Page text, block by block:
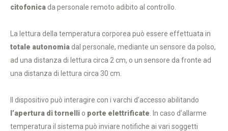
citofonica da personale remoto adibito al controllo.
La lettura della temperatura corporea può essere effettuata in
totale autonomia dal personale, mediante un sensore da polso,
ad una distanza di lettura circa 2 cm, o un sensore da fronte ad
una distanza di lettura circa 30 cm.
Il dispositivo può interagire con i varchi d’accesso abilitando
l’apertura di tornelli o porte elettrificate . In caso d’allarme
temperatura il sistema può inviare notifiche ai vari soggetti